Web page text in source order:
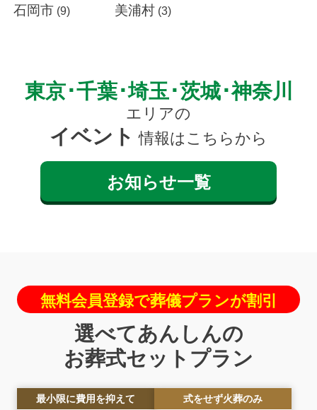
石岡市 (9) 美浦村 (3)
東京･千葉･埼玉･茨城･神奈川
エリアの
イベント 情報はこちらから
お知らせ一覧
無料会員登録で葬儀プランが割引
選べてあんしんの
お葬式セットプラン
最小限に費用を抑えて 式をせず火葬のみ